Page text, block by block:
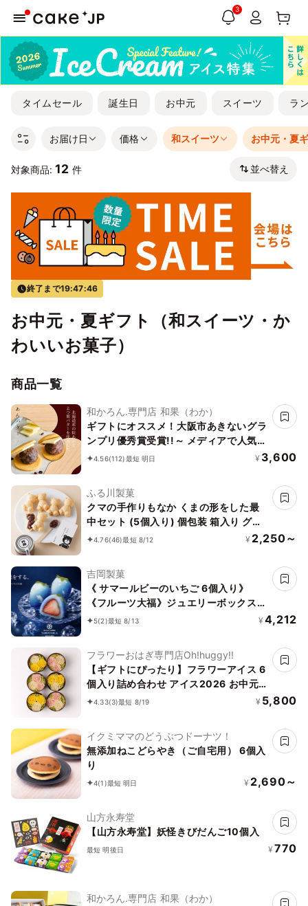
3
タイムセール 誕生日 お中元 スイーツ ラ
お届け日 価格 和スイーツ お中元・夏
対象商品: 12 件 並べ替え
終了まで19:47:45
お中元・夏ギフト（和スイーツ・か
わいいお菓子）
商品一覧
和かろん.専門店 和果（わか）
ギフトにオススメ！大阪市あきないグラ
ンプリ優秀賞受賞!!～ メディアで人気の
生どら焼き 和スイーツ～「和かろ
4.56(112)最短 明日 ¥ 3,600
ふる川製菓
クマの手作りもなか くまの形をした最
中セット (5個入り) 個包装 箱入り グル
テンフリー 賞味期限1ヵ月 くまもなか
4.76(46)最短 8/12 ¥ 2,250～
吉岡製菓
《 サマールビーのいちご 6個入り》
《フルーツ大福》ジュエリーボックス
《ルビーのいちご》 DAIFUKU ありがと
5(2)最短 8/13 ¥ 4,212
フラワーおはぎ専門店Oh!huggy!!
【ギフトにぴったり】フラワーアイス 6
個入り詰め合わせ アイス2026 お中元
2026
4.33(3)最短 8/19 ¥ 5,800
イクミママのどうぶつドーナツ！
無添加ねこどらやき（ご自宅用） 6個入
り
4(1)最短 明日 ¥ 2,690～
山方永寿堂
【山方永寿堂】妖怪きびだんご10個入
最短 明後日 ¥ 770
和かろん.専門店 和果（わか）